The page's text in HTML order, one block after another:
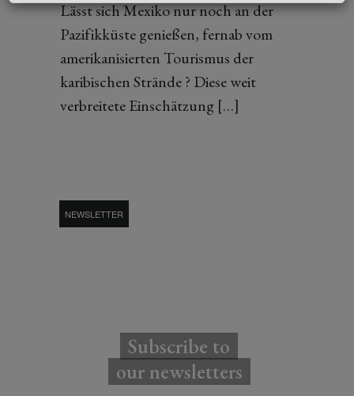
Lässt sich Mexiko nur noch an der
Pazifikküste genießen, fernab vom
amerikanisierten Tourismus der
karibischen Strände ? Diese weit
verbreitete Einschätzung […]
NEWSLETTER
Subscribe to
our newsletters